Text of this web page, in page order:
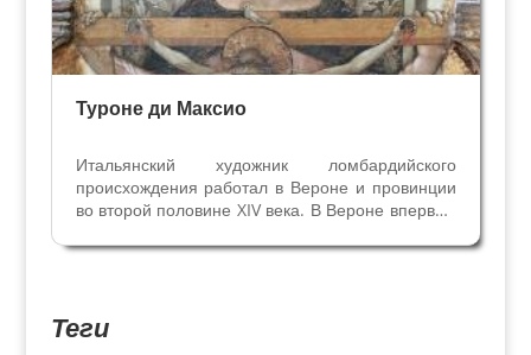
Туроне ди Максио
Итальянский художник ломбардийского
происхождения работал в Вероне и провинции
во второй половине XIV века. В Вероне впервые
жилья 23 октября 1356 года с указанием
Теги